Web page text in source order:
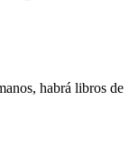
habrá libros de